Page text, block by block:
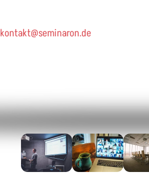
kontakt@seminaron.de